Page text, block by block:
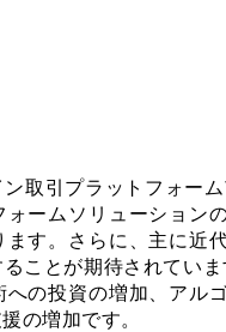
取引プラットフォー
ームソリューション
す。さらに、主に近
ことが期待されてい
の投資の増加、アル
の増加です。